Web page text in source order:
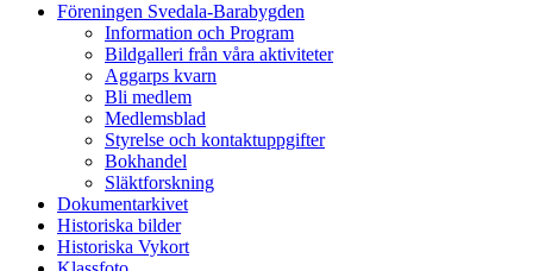
Föreningen Svedala-Barabygden
Information och Program
Bildgalleri från våra aktiviteter
Aggarps kvarn
Bli medlem
Medlemsblad
Styrelse och kontaktuppgifter
Bokhandel
Släktforskning
Dokumentarkivet
Historiska bilder
Historiska Vykort